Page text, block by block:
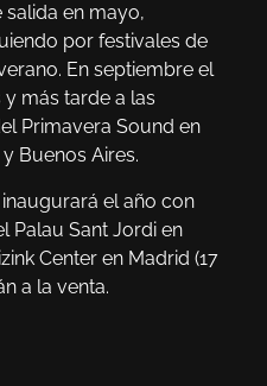
en mayo,
por festivales de
En septiembre el
más tarde a las
Primavera Sound en
Buenos Aires.
el año con
Palau Sant Jordi en
Center en Madrid (17
a la venta.